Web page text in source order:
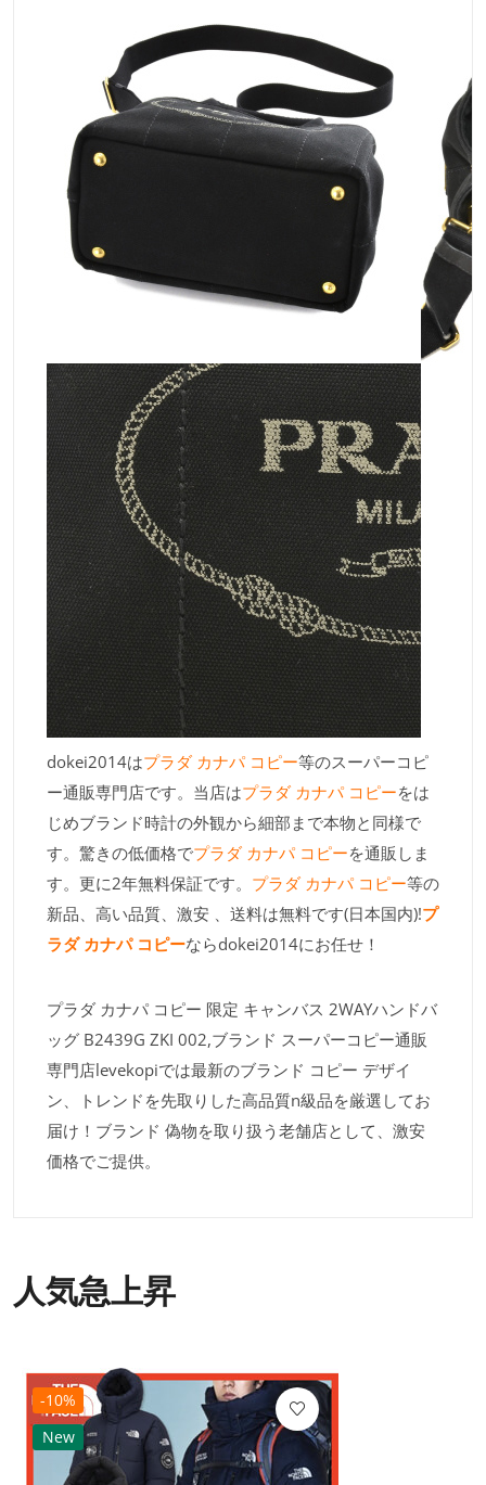
dokei2014はプラダ カナパ コピー等のスーパーコピ
ー通販専門店です。当店はプラダ カナパ コピーをは
じめブランド時計の外観から細部まで本物と同様で
す。驚きの低価格でプラダ カナパ コピーを通販しま
す。更に2年無料保証です。 プラダ カナパ コピー等の
新品、高い品質、激安 、送料は無料です(日本国内)!プ
ラダ カナパ コピーならdokei2014にお任せ！
プラダ カナパ コピー 限定 キャンバス 2WAYハンドバ
ッグ B2439G ZKI 002,ブランド スーパーコピー通販
専門店levekopiでは最新のブランド コピー デザイ
ン、トレンドを先取りした高品質n級品を厳選してお
届け！ブランド 偽物を取り扱う老舗店として、激安
価格でご提供。
人気急上昇
-10%
New